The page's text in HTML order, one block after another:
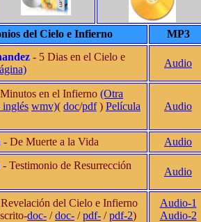
del Cielo e Infierno
MP3
- 5 Dias en el Cielo e
Audio
en el Infierno (Otra
wmv)( doc/pdf) Película
Audio
- De Muerte a la Vida
Audio
- Testimonio de Resurrección
Audio
del Cielo e Infierno
doc- /doc- /pdf- /pdf-2)
Audio-1
Audio-2